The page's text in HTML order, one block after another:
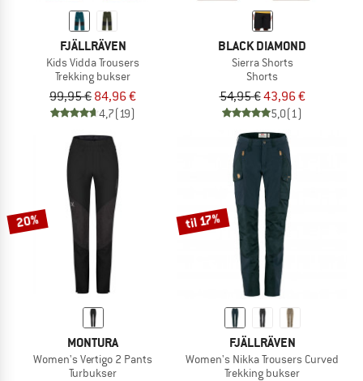
FJÄLLRÄVEN
Kids Vidda Trousers
Trekking bukser
99,95 € 84,96 €
4,7(19)
BLACK DIAMOND
Sierra Shorts
Shorts
54,95 €43,96 €
5,0(1)
20%
MONTURA
Women's Vertigo 2 Pants
Turbukser
til 17%
FJÄLLRÄVEN
Women's Nikka Trousers Curved
Trekking bukser